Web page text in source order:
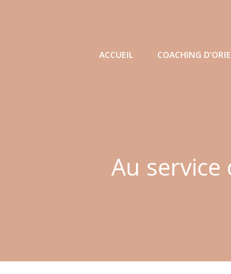
ACCUEIL COACHING
Au